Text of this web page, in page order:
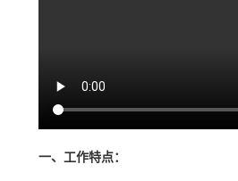
一、工作特点：